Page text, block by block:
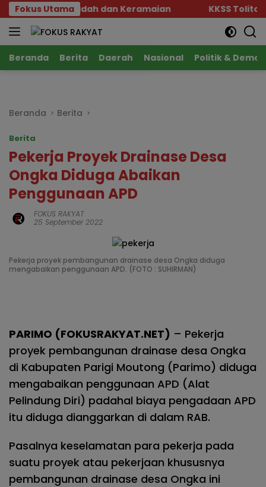
Langsung
ke
konten
Fokus Utama
Tempat Ibadah dan Keramaian KKSS Tolitoli
Beranda Berita Daerah Nasional Politik &
Beranda Berita
Berita
Pekerja Proyek Drainase Desa
Ongka Diduga Abaikan
Penggunaan APD
FOKUS RAKYAT
25 September 2022
Pekerja proyek pembangunan drainase desa Ongka diduga
mengabaikan penggunaan APD. (FOTO : SUHIRMAN)
PARIMO (FOKUSRAKYAT.NET) – Pekerja
proyek pembangunan drainase desa Ongka
di Kabupaten Parigi Moutong (Parimo) diduga
mengabaikan penggunaan APD (Alat
Pelindung Diri) padahal biaya pengadaan APD
itu diduga dianggarkan di dalam RAB.
Pasalnya keselamatan para pekerja pada
suatu proyek atau pekerjaan khususnya
pembangunan drainase desa Ongka ini